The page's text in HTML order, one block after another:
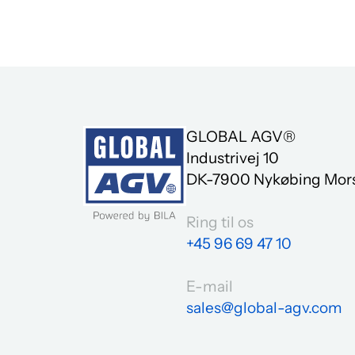
GLOBAL AGV®
Industrivej 10
DK-7900 Nykøbing
Ring til os
+45 96 69 47 10
E-mail
sales@global-agv.com